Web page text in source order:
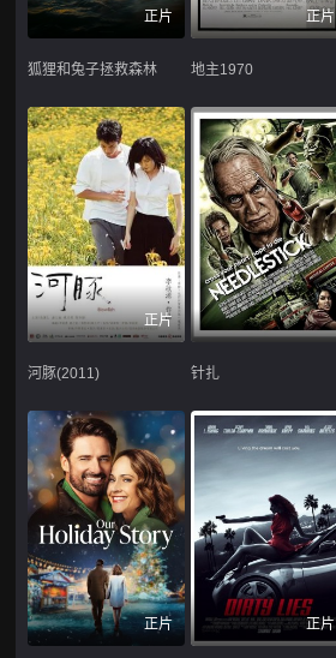
正片
狐狸和兔子拯救森林
正片
地主1970
正片
河豚(2011) 针扎
正片 正片